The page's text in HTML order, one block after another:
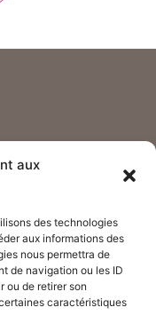
aux
des technologies
aux informations des
nous permettra de
de navigation ou les ID
ou de retirer son
caractéristiques
catalogues de
simple demande